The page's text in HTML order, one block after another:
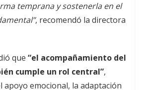
temprana y sostenerla en el
, recomendó la directora
que “el acompañamiento del
cumple un rol central”,
apoyo emocional, la adaptación